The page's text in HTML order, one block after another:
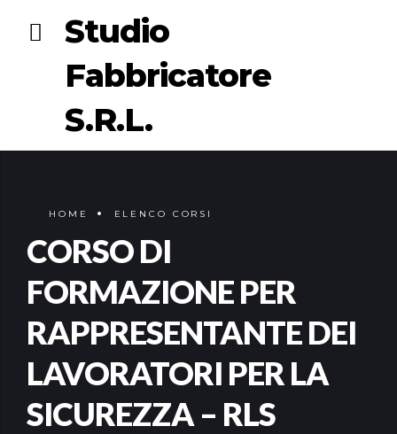
Studio
Fabbricatore
S.R.L.
HOME ELENCO CORSI
CORSO DI
FORMAZIONE PER
RAPPRESENTANTE DEI
LAVORATORI PER LA
SICUREZZA – RLS